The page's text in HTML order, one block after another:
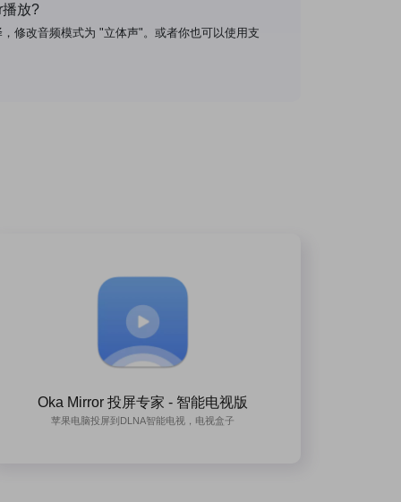
放?
修改音频模式为 "立体声"。或者你也可以使用支
Oka Mirror 投屏专家 - 智能电视版
苹果电脑投屏到DLNA智能电视，电视盒子